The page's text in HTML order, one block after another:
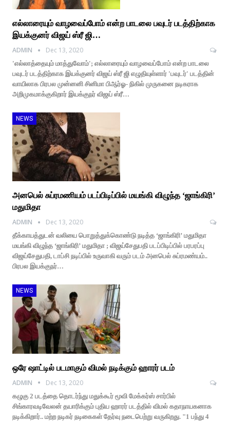
எல்லாரையும் வாழவைப்போம் என்ற பாடலை பவுடர் படத்திற்காக
இயக்குனர் விஜய் ஸ்ரீ ஜி…
ADMIN
Dec 13, 2020
'எல்லாத்தையும் மாத்துவோம்'; எல்லாரையும் வாழவைப்போம் என்ற பாடலை
பவுடர் படத்திற்காக இயக்குனர் விஜய் ஸ்ரீ ஜி எழுதியுள்ளார் 'பவுடர்' படத்தின்
வாயிலாக பிரபல முன்னனி சினிமா பிஆர்ஓ- நிகில் முருகனை நடிகராக
அறிமுகமாக்குகிறார் இயக்குநர் விஜய் ஸ்ரீ…
NEWS
அனபெல் சுப்ரமணியம் படப்பிடிப்பில் மயங்கி விழுந்த ‘ஜாங்கிரி’
மதுமிதா
ADMIN
Dec 13, 2020
தீக்காயத்துடன் வலியை பொறுத்துக்கொண்டு நடித்த ‘ஜாங்கிரி’ மதுமிதா
மயங்கி விழுந்த ‘ஜாங்கிரி’ மதுமிதா ; விஜய்சேதுபதி படப்பிடிப்பில் பரபரப்பு
விஜய்சேதுபதி, டாப்சி நடிப்பில் உருவாகி வரும் படம் அனபெல் சுப்ரமண்யம்..
பிரபல இயக்குநர்…
NEWS
ஒரே ஷாட்டில் படமாகும் விமல் நடிக்கும் ஹாரர் படம்
ADMIN
Dec 13, 2020
கழுகு 2 படத்தை தொடர்ந்து மதுக்கூர் மூவி மேக்கர்ஸ் சார்பில்
சிங்காரவடிவேலன் தயாரிக்கும் புதிய ஹாரர் படத்தில் விமல் கதாநாயகனாக
நடிக்கிறார்.. மற்ற நடிகர் நடிகைகள் தேர்வு நடைபெற்று வருகிறது. "1 பந்து 4